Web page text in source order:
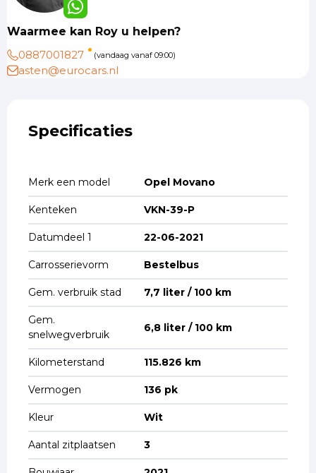
Waarmee kan Roy u helpen?
0887001827
(vandaag vanaf 09:00)
asten@eurocars.nl
Specificaties
Merk een model Opel Movano
Kenteken VKN-39-P
Datumdeel 1 22-06-2021
Carrosserievorm Bestelbus
Gem. verbruik stad 7,7 liter / 100 km
Gem.
snelwegverbruik
6,8 liter / 100 km
Kilometerstand 115.826 km
Vermogen 136 pk
Kleur Wit
Aantal zitplaatsen 3